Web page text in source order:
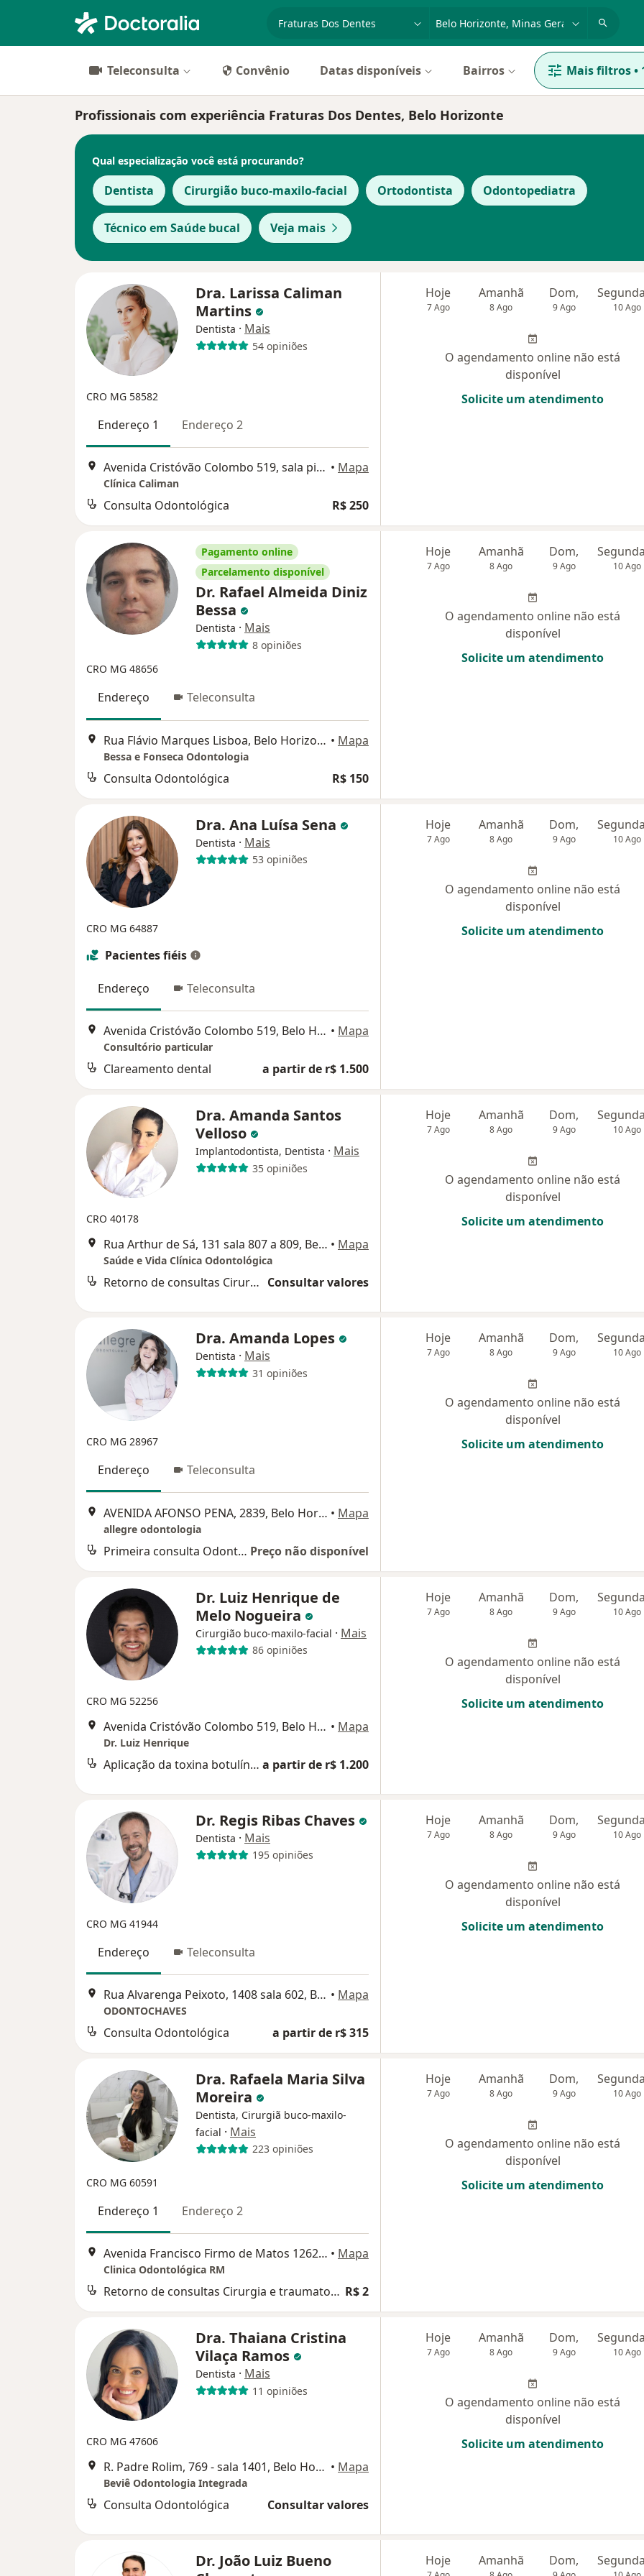
Teleconsulta Convênio Datas disponíveis Bairros Mais filtros•
Profissionais com experiência Fraturas Dos Dentes, Belo Horizonte
Qual especialização você está procurando?
Dentista Cirurgião buco-maxilo-facial Ortodontista Odontopediatra
Técnico em Saúde bucal Veja mais
Dra. Larissa Caliman
Martins
Dentista · Mais
54 opiniões
CRO MG 58582
Endereço 1 Endereço 2
Avenida Cristóvão Colombo 519, sala pilotis., Belo Horizonte • Mapa
Clínica Caliman
Consulta Odontológica R$ 250
Hoje
7 Ago
Amanhã
8 Ago
Dom,
9 Ago 10 Ago
O agendamento online não está
disponível
Solicite um atendimento
Pagamento online
Parcelamento disponível
Dr. Rafael Almeida Diniz
Bessa
Dentista · Mais
8 opiniões
CRO MG 48656
Endereço Teleconsulta
Rua Flávio Marques Lisboa, Belo Horizonte • Mapa
Bessa e Fonseca Odontologia
Consulta Odontológica R$ 150
Hoje
7 Ago
Amanhã
8 Ago
Dom,
9 Ago 10 Ago
O agendamento online não está
disponível
Solicite um atendimento
Dra. Ana Luísa Sena
Dentista · Mais
53 opiniões
CRO MG 64887
Pacientes fiéis
Endereço Teleconsulta
Avenida Cristóvão Colombo 519, Belo Horizonte • Mapa
Consultório particular
Clareamento dental a partir de r$ 1.500
Hoje
7 Ago
Amanhã
8 Ago
Dom,
9 Ago 10 Ago
O agendamento online não está
disponível
Solicite um atendimento
Dra. Amanda Santos
Velloso
Implantodontista, Dentista · Mais
35 opiniões
CRO 40178
Rua Arthur de Sá, 131 sala 807 a 809, Belo Horizonte • Mapa
Saúde e Vida Clínica Odontológica
Retorno de consultas Cirurgia e traumatologia Buco-maxilo-facial Consultar valores
Hoje
7 Ago
Amanhã
8 Ago
Dom,
9 Ago 10 Ago
O agendamento online não está
disponível
Solicite um atendimento
Dra. Amanda Lopes
Dentista · Mais
31 opiniões
CRO MG 28967
Endereço Teleconsulta
AVENIDA AFONSO PENA, 2839, Belo Horizonte • Mapa
allegre odontologia
Primeira consulta Odontológica Preço não disponível
Hoje
7 Ago
Amanhã
8 Ago
Dom,
9 Ago 10 Ago
O agendamento online não está
disponível
Solicite um atendimento
Dr. Luiz Henrique de
Melo Nogueira
Cirurgião buco-maxilo-facial · Mais
86 opiniões
CRO MG 52256
Avenida Cristóvão Colombo 519, Belo Horizonte • Mapa
Dr. Luiz Henrique
Aplicação da toxina botulínica a partir de r$ 1.200
Hoje
7 Ago
Amanhã
8 Ago
Dom,
9 Ago 10 Ago
O agendamento online não está
disponível
Solicite um atendimento
Dr. Regis Ribas Chaves
Dentista · Mais
195 opiniões
CRO MG 41944
Endereço Teleconsulta
Rua Alvarenga Peixoto, 1408 sala 602, Belo Horizonte • Mapa
ODONTOCHAVES
Consulta Odontológica a partir de r$ 315
Hoje
7 Ago
Amanhã
8 Ago
Dom,
9 Ago 10 Ago
O agendamento online não está
disponível
Solicite um atendimento
Dra. Rafaela Maria Silva
Moreira
Dentista, Cirurgiã buco-maxilo-
facial · Mais
223 opiniões
CRO MG 60591
Endereço 1 Endereço 2
Avenida Francisco Firmo de Matos 1262, Contagem • Mapa
Clinica Odontológica RM
Retorno de consultas Cirurgia e traumatologia Buco-maxilo-facial R$ 2
Hoje
7 Ago
Amanhã
8 Ago
Dom,
9 Ago 10 Ago
O agendamento online não está
disponível
Solicite um atendimento
Dra. Thaiana Cristina
Vilaça Ramos
Dentista · Mais
11 opiniões
CRO MG 47606
R. Padre Rolim, 769 - sala 1401, Belo Horizonte • Mapa
Beviê Odontologia Integrada
Consulta Odontológica Consultar valores
Hoje
7 Ago
Amanhã
8 Ago
Dom,
9 Ago 10 Ago
O agendamento online não está
disponível
Solicite um atendimento
Dr. João Luiz Bueno
Hoje Amanhã Dom,